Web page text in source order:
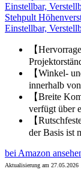
Stehpult
Einstellbar,
【
【Winkel-
innerhalb
【Breite
verfügt über
【
der Basis ist
bei Amazon
Aktualisierung am 27.05.2026